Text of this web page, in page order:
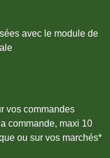
avec le module de
vos commandes
commande, maxi 10
ou sur vos marchés*